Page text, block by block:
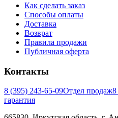
Как сделать заказ
Способы оплаты
Доставка
Возврат
Правила продажи
Публичная оферта
Контакты
8 (395) 243-65-09Отдел продаж8
гарантия